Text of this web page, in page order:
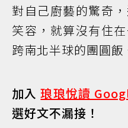
對自己廚藝的驚奇
笑容，就算沒有住
跨南北半球的團圓飯
加入琅琅悅讀
選好文不漏接！